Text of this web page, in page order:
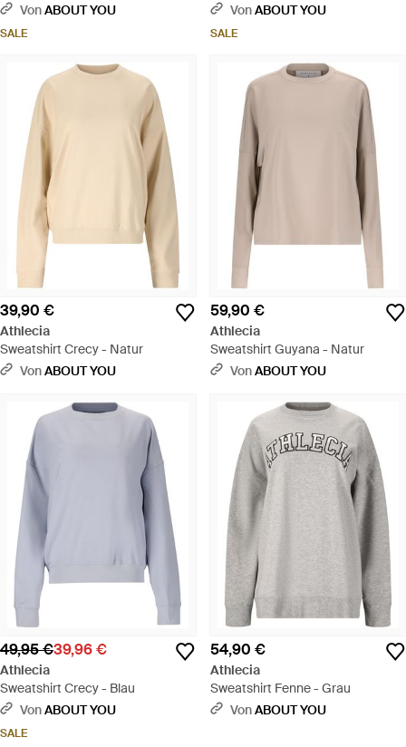
VonABOUT YOU
SALE
VonABOUT YOU
SALE
39,90 €
Athlecia
Sweatshirt Crecy - Natur
VonABOUT YOU
59,90 €
Athlecia
Sweatshirt Guyana - Natur
VonABOUT YOU
49,95 €39,96 €
Athlecia
Sweatshirt Crecy - Blau
VonABOUT YOU
SALE
54,90 €
Athlecia
Sweatshirt Fenne - Grau
VonABOUT YOU